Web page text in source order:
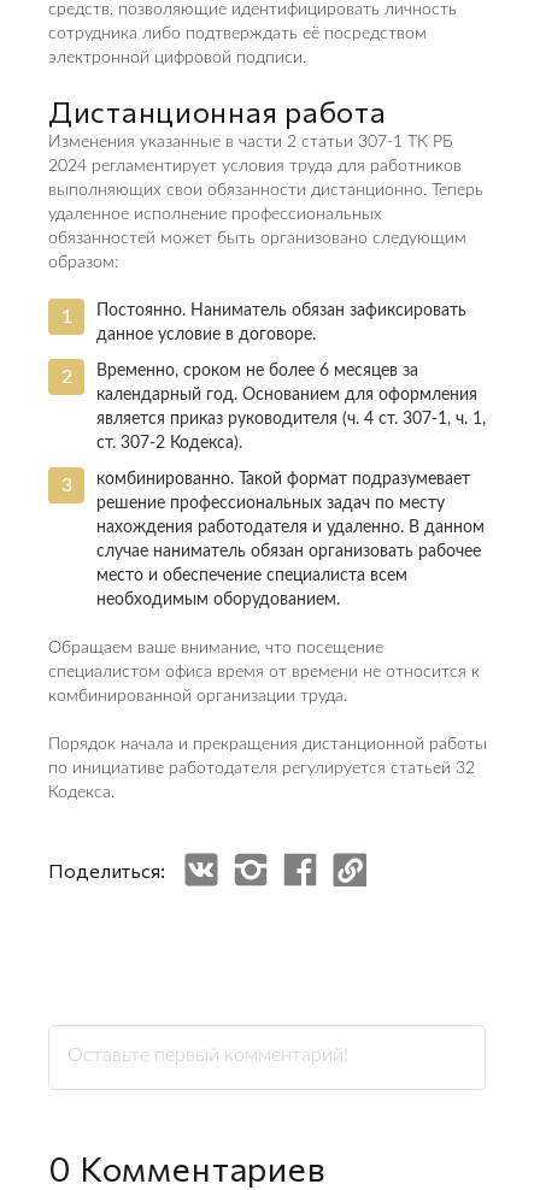
средств, позволяющие идентифицировать личность
сотрудника либо подтверждать её посредством
электронной цифровой подписи.
Дистанционная работа
Изменения указанные в части 2 статьи 307-1 ТК РБ
2024 регламентирует условия труда для работников
выполняющих свои обязанности дистанционно. Теперь
удаленное исполнение профессиональных
обязанностей может быть организовано следующим
образом:
Постоянно. Наниматель обязан зафиксировать
данное условие в договоре.
Временно, сроком не более 6 месяцев за
календарный год. Основанием для оформления
является приказ руководителя (ч. 4 ст. 307-1, ч. 1,
ст. 307-2 Кодекса).
комбинированно. Такой формат подразумевает
решение профессиональных задач по месту
нахождения работодателя и удаленно. В данном
случае наниматель обязан организовать рабочее
место и обеспечение специалиста всем
необходимым оборудованием.
Обращаем ваше внимание, что посещение
специалистом офиса время от времени не относится к
комбинированной организации труда.
Порядок начала и прекращения дистанционной работы
по инициативе работодателя регулируется статьей 32
Кодекса.
Поделиться:
0 Комментариев